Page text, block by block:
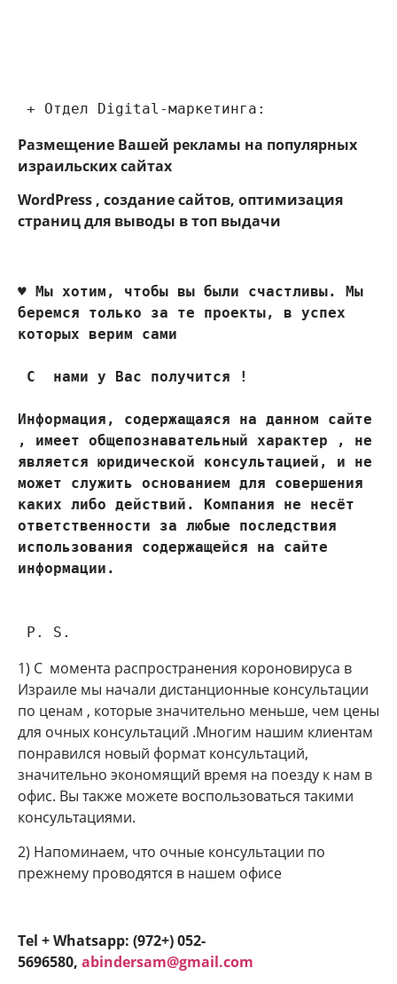
+ Отдел Digital-маркетинга:
Размещение Вашей рекламы на популярных
израильских сайтах
WordPress , создание сайтов, оптимизация
страниц для выводы в топ выдачи
♥
Мы хотим, чтобы вы были счастливы. Мы
беремся только за те проекты, в успех
которых верим сами
С  нами у Вас получится !
Информация, содержащаяся на данном сайте
, имеет общепознавательный характер , не
является юридической консультацией, и не
может служить основанием для совершения
каких либо действий. Компания не несёт
ответственности за любые последствия
использования содержащейся на сайте
P. S.
1) С момента распространения короновируса в
Израиле мы начали дистанционные консультации
по ценам , которые значительно меньше, чем цены
для очных консультаций .Многим нашим клиентам
понравился новый формат консультаций,
значительно экономящий время на поезду к нам в
офис. Вы также можете воспользоваться такими
консультациями.
2) Напоминаем, что очные консультации по
прежнему проводятся в нашем офисе
Tel + Whatsapp: (972+) 052-
5696580, abindersam@gmail.com